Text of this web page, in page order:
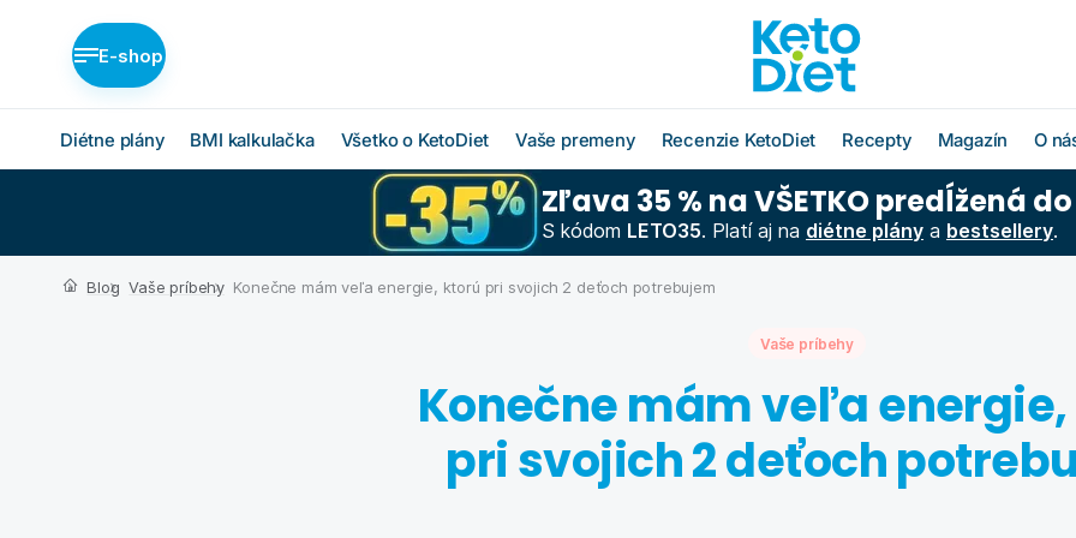
E-shop
Diétne plány
Nízka nadváha (BASIC)
BMI kalkulačka Všetko o KetoDiet
Ako KetoDiet funguje
O proteínovej diéte
BMI kalkulačka
O radoch KetoDiet
Čo jesť po diéte
Časté otázky
Schudnite s odborníkom
Vzorové jedálničky
Klub Moja KetoDiet
Vaše premeny Recenzie KetoDiet Recepty
Všetky recepty
Keto recepty (od 1. kroku
kroku diéty)
Magazín
Blog
Ako rýchlo
Chudnutie po
O
O značke
Náš tím
Affiliate program
Kontakty
Zľava 35 % na VŠETKO predĺžená
S kódom LETO35. Platí aj na diétne plány a bestsellery.
Blog Vaše príbehy Konečne mám veľa energie, ktorú pri svojich 2 deťoch potrebujem
Vaše príbehy
Konečne mám veľa
pri svojich 2 deťoch